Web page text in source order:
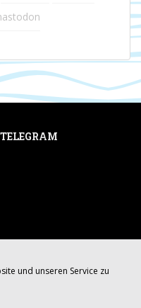
und unseren Service zu